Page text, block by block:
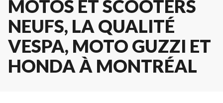
MOTOS ET SCOOTERS
NEUFS, LA QUALITÉ
VESPA, MOTO GUZZI ET
HONDA À MONTRÉAL